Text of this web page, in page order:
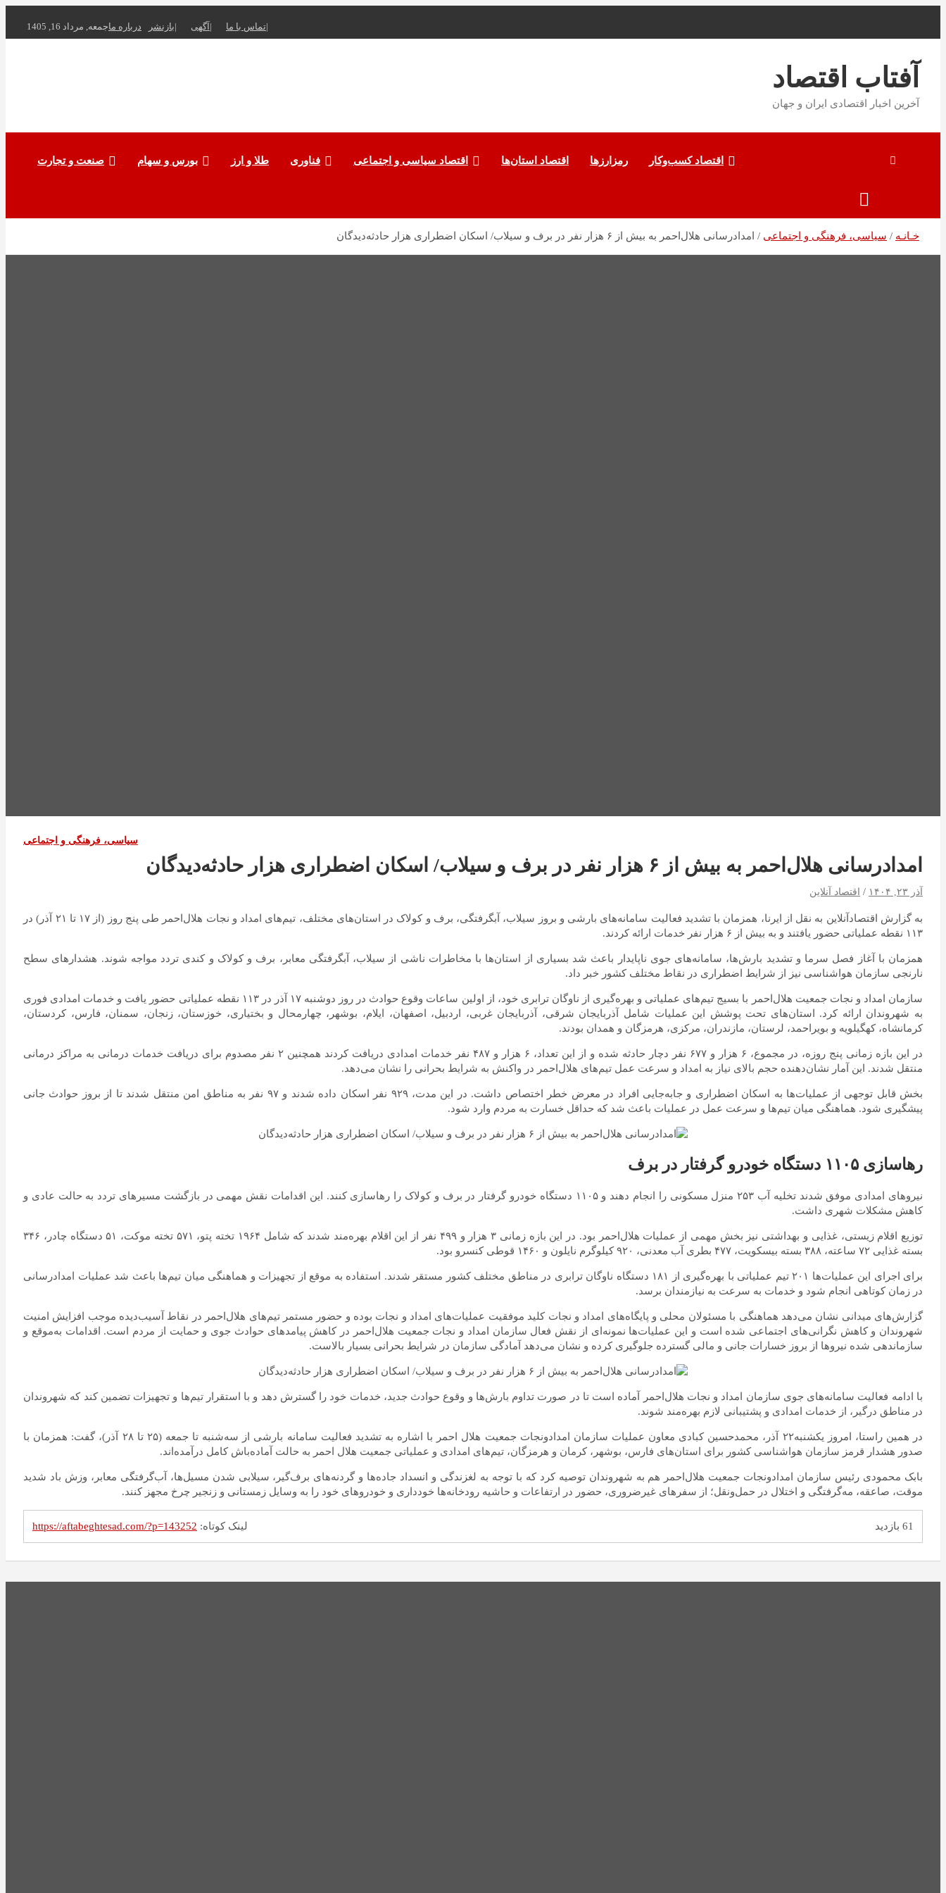
بروید
جمعه, مرداد 16, 1405درباره ما بازنشر آگهی تماس با ما
آفتاب اقتصاد
آخرین اخبار اقتصادی ایران و جهان
صنعت و تجارت بورس و سهام طلا و ارز فناوری اقتصاد سیاسی و اجتماعی اقتصاد استان‌ها رمزارزها اقتصاد کسب‌و‌کار
خـانـه سیاسی، فرهنگی و اجتماعی امداد‌رسانی هلال‌احمر به بیش از ۶ هزار نفر در برف و سیلاب/ اسکان اضطراری هزار حادثه‌دیدگان
سیاسی، فرهنگی و اجتماعی
امداد‌رسانی هلال‌احمر به بیش از ۶ هزار نفر در برف و سیلاب/ اسکان اضطراری هزار حادثه‌دیدگان
آذر ۲۳, ۱۴۰۴ اقتصاد آنلاین
به گزارش اقتصادآنلاین به نقل از ایرنا، همزمان با تشدید فعالیت سامانه‌های بارشی و بروز سیلاب، آبگرفتگی، برف و کولاک در استان‌های مختلف، تیم‌های امداد و نجات هلال‌احمر طی پنج روز (از ۱۷ تا ۲۱ آذر) در
۱۱۳ نقطه عملیاتی حضور یافتند و به بیش از ۶ هزار نفر خدمات ارائه کردند.
همزمان با آغاز فصل سرما و تشدید بارش‌ها، سامانه‌های جوی ناپایدار باعث شد بسیاری از استان‌ها با مخاطرات ناشی از سیلاب، آبگرفتگی معابر، برف و کولاک و کندی تردد مواجه شوند. هشدار‌های سطح
نارنجی سازمان هواشناسی نیز از شرایط اضطراری در نقاط مختلف کشور خبر داد.
سازمان امداد و نجات جمعیت هلال‌احمر با بسیج تیم‌های عملیاتی و بهره‌گیری از ناوگان ترابری خود، از اولین ساعات وقوع حوادث در روز دوشنبه ۱۷ آذر در ۱۱۳ نقطه عملیاتی حضور یافت و خدمات امدادی فوری
به شهروندان ارائه کرد. استان‌های تحت پوشش این عملیات شامل آذربایجان شرقی، آذربایجان غربی، اردبیل، اصفهان، ایلام، بوشهر، چهارمحال و بختیاری، خوزستان، زنجان، سمنان، فارس، کردستان،
کرمانشاه، کهگیلویه و بویراحمد، لرستان، مازندران، مرکزی، هرمزگان و همدان بودند.
در این بازه زمانی پنج روزه، در مجموع، ۶ هزار و ۶۷۷ نفر دچار حادثه شده و از این تعداد، ۶ هزار و ۴۸۷ نفر خدمات امدادی دریافت کردند همچنین ۲ نفر مصدوم برای دریافت خدمات درمانی به مراکز درمانی
منتقل شدند. این آمار نشان‌دهنده حجم بالای نیاز به امداد و سرعت عمل تیم‌های هلال‌احمر در واکنش به شرایط بحرانی را نشان می‌دهد.
بخش قابل توجهی از عملیات‌ها به اسکان اضطراری و جابه‌جایی افراد در معرض خطر اختصاص داشت. در این مدت، ۹۲۹ نفر اسکان داده شدند و ۹۷ نفر به مناطق امن منتقل شدند تا از بروز حوادث جانی
پیشگیری شود. هماهنگی میان تیم‌ها و سرعت عمل در عملیات باعث شد که حداقل خسارت به مردم وارد شود.
رهاسازی ۱۱۰۵ دستگاه خودرو گرفتار در برف
نیرو‌های امدادی موفق شدند تخلیه آب ۲۵۳ منزل مسکونی را انجام دهند و ۱۱۰۵ دستگاه خودرو گرفتار در برف و کولاک را رهاسازی کنند. این اقدامات نقش مهمی در بازگشت مسیر‌های تردد به حالت عادی و
کاهش مشکلات شهری داشت.
توزیع اقلام زیستی، غذایی و بهداشتی نیز بخش مهمی از عملیات هلال‌احمر بود. در این بازه زمانی ۳ هزار و ۴۹۹ نفر از این اقلام بهره‌مند شدند که شامل ۱۹۶۴ تخته پتو، ۵۷۱ تخته موکت، ۵۱ دستگاه چادر، ۳۴۶
بسته غذایی ۷۲ ساعته، ۳۸۸ بسته بیسکویت، ۴۷۷ بطری آب معدنی، ۹۲۰ کیلوگرم نایلون و ۱۴۶۰ قوطی کنسرو بود.
برای اجرای این عملیات‌ها ۲۰۱ تیم عملیاتی با بهره‌گیری از ۱۸۱ دستگاه ناوگان ترابری در مناطق مختلف کشور مستقر شدند. استفاده به موقع از تجهیزات و هماهنگی میان تیم‌ها باعث شد عملیات امدادرسانی
در زمان کوتاهی انجام شود و خدمات به سرعت به نیازمندان برسد.
گزارش‌های میدانی نشان می‌دهد هماهنگی با مسئولان محلی و پایگاه‌های امداد و نجات کلید موفقیت عملیات‌های امداد و نجات بوده و حضور مستمر تیم‌های هلال‌احمر در نقاط آسیب‌دیده موجب افزایش امنیت
شهروندان و کاهش نگرانی‌های اجتماعی شده است و این عملیات‌ها نمونه‌ای از نقش فعال سازمان امداد و نجات جمعیت هلال‌احمر در کاهش پیامد‌های حوادث جوی و حمایت از مردم است. اقدامات به‌موقع و
سازماندهی شده نیرو‌ها از بروز خسارات جانی و مالی گسترده جلوگیری کرده و نشان می‌دهد آمادگی سازمان در شرایط بحرانی بسیار بالاست.
با ادامه فعالیت سامانه‌های جوی سازمان امداد و نجات هلال‌احمر آماده است تا در صورت تداوم بارش‌ها و وقوع حوادث جدید، خدمات خود را گسترش دهد و با استقرار تیم‌ها و تجهیزات تضمین کند که شهروندان
در مناطق درگیر، از خدمات امدادی و پشتیبانی لازم بهره‌مند شوند.
در همین راستا، امروز یکشنبه۲۲ آذر، محمدحسین کبادی معاون عملیات سازمان امدادونجات جمعیت هلال احمر با اشاره به تشدید فعالیت سامانه بارشی از سه‌شنبه تا جمعه (۲۵ تا ۲۸ آذر)، گفت: همزمان با
صدور هشدار قرمز سازمان هواشناسی کشور برای استان‌های فارس، بوشهر، کرمان و هرمزگان، تیم‌های امدادی و عملیاتی جمعیت هلال احمر به حالت آماده‌باش کامل درآمده‌اند.
بابک محمودی رئیس سازمان امدادونجات جمعیت هلال‌احمر هم به شهروندان توصیه کرد که با توجه به لغزندگی و انسداد جاده‌ها و گردنه‌های برف‌گیر، سیلابی شدن مسیل‌ها، آب‌گرفتگی معابر، وزش باد شدید
موقت، صاعقه، مه‌گرفتگی و اختلال در حمل‌ونقل؛ از سفر‌های غیرضروری، حضور در ارتفاعات و حاشیه رودخانه‌ها خودداری و خودرو‌های خود را به وسایل زمستانی و زنجیر چرخ مجهز کنند.
61 بازدید لینک کوتاه: https://aftabeghtesad.com/?p=143252